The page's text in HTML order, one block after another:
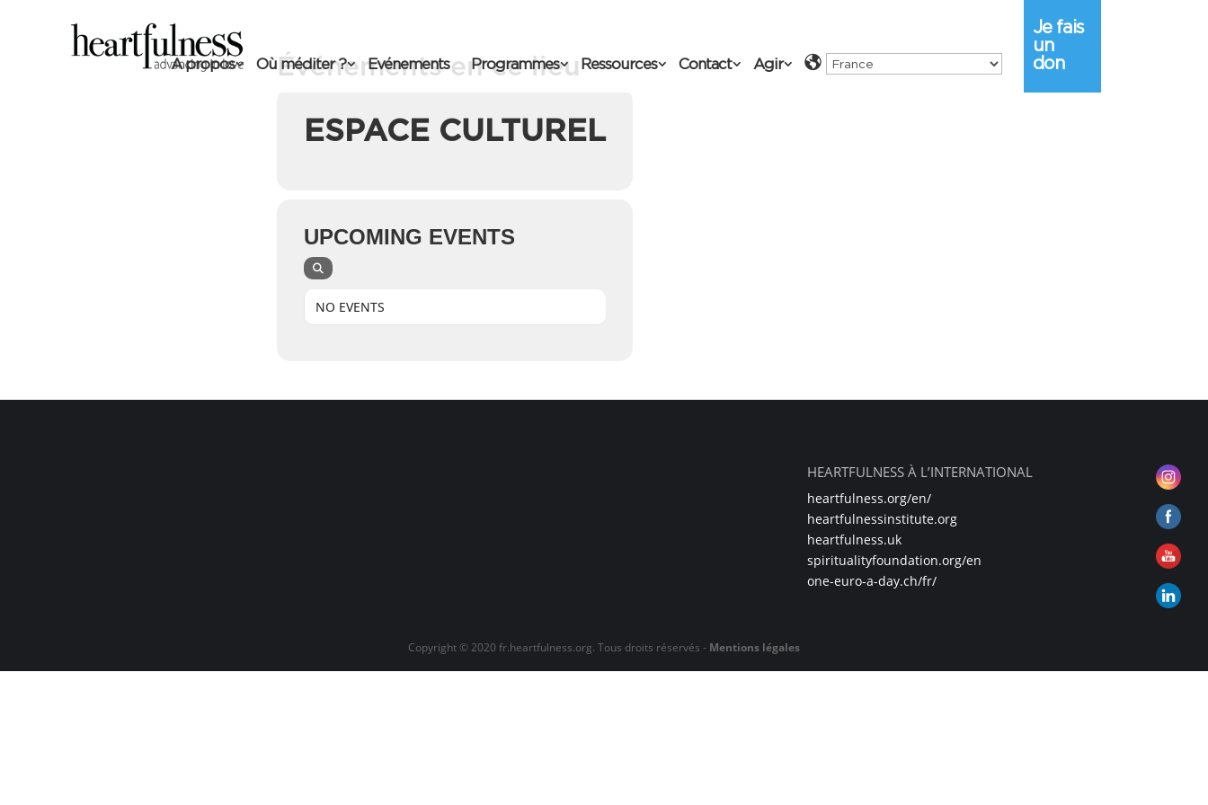
A propos Où méditer ? Evénements Programmes Ressources Contact Agir
Je fais
un
don
Événements en ce lieu
ESPACE CULTUREL
UPCOMING EVENTS
NO EVENTS
HEARTFULNESS À L’INTERNATIONAL
heartfulness.org/en/
heartfulnessinstitute.org
heartfulness.uk
spiritualityfoundation.org/en
one-euro-a-day.ch/fr/
Copyright © 2020 fr.heartfulness.org. Tous droits réservés - Mentions légales